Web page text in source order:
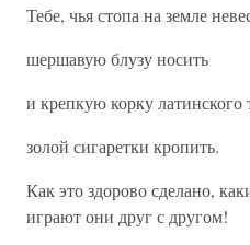
Тебе, чья стопа на земле
шершавую блузу носить
и крепкую корку латинского
золой сигаретки кропить.
Как это здорово сделано,
играют они друг с другом!